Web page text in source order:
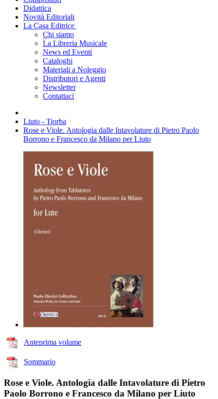
Didattica
Novità Editoriali
La Casa Editrice
Chi siamo
La Libreria Musicale
News ed Eventi
Cataloghi
Materiali a Noleggio
Distributori e Agenti
Newsletter
Contattaci
Liuto - Tiorba
Rose e Viole. Antologia dalle Intavolature di Pietro Paolo
Borrono e Francesco da Milano per Liuto
Anteprima volume
Sommario
Rose e Viole. Antologia dalle Intavolature di Pietro
Paolo Borrono e Francesco da Milano per Liuto